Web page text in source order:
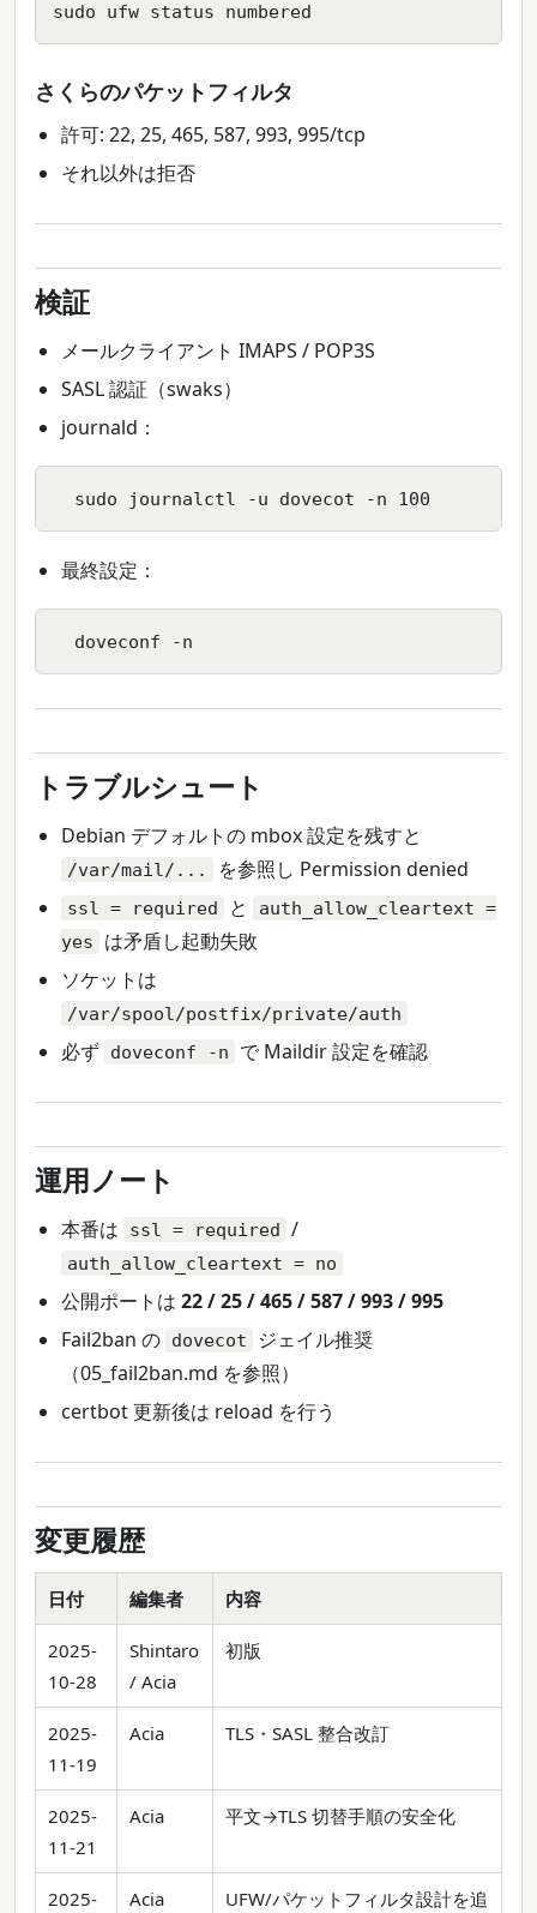
sudo ufw status numbered
さくらのパケットフィルタ
許可: 22, 25, 465, 587, 993, 995/tcp
それ以外は拒否
検証
メールクライアント IMAPS / POP3S
SASL 認証（swaks）
journald：
  sudo journalctl -u dovecot -n 100
最終設定：
  doveconf -n
トラブルシュート
Debian デフォルトの mbox 設定を残すと
/var/mail/... を参照し Permission denied
ssl = required と
auth_allow_cleartext =
yes
は矛盾し起動失敗
ソケットは
/var/spool/postfix/private/auth
必ず doveconf -n で Maildir 設定を確認
運用ノート
本番は ssl = required /
auth_allow_cleartext = no
公開ポートは22 / 25 / 465 / 587 / 993 / 995
Fail2ban の dovecot
ジェイル推奨
（05_fail2ban.md を参照）
certbot 更新後は reload を行う
変更履歴
日付 編集者 内容
2025-
10-28
Shintaro
/ Acia
初版
2025-
11-19
Acia TLS・SASL 整合改訂
2025-
11-21
Acia 平文→TLS 切替手順の安全化
2025- Acia UFW/パケットフィルタ設計を追